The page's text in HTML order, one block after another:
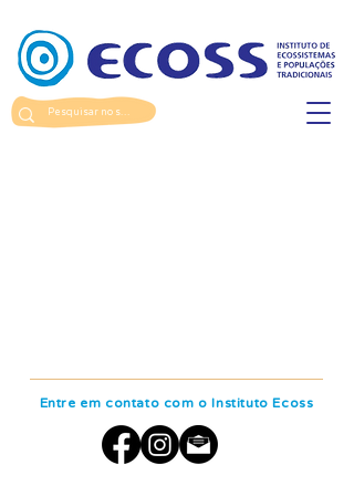
Entre em contato com o Instituto Ecoss